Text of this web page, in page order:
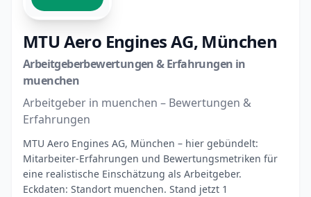
MTU Aero Engines AG, München
Arbeitgeberbewertungen & Erfahrungen in
muenchen
Arbeitgeber in muenchen – Bewertungen &
Erfahrungen
MTU Aero Engines AG, München – hier gebündelt:
Mitarbeiter-Erfahrungen und Bewertungsmetriken für
eine realistische Einschätzung als Arbeitgeber.
Eckdaten: Standort muenchen. Stand jetzt 1